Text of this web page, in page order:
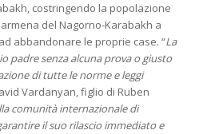
costringendo la popolazione
del Nagorno-Karabakh a
abbandonare le proprie case. “La
padre senza alcuna prova o giusto
di tutte le norme e leggi
Vardanyan, figlio di Ruben
comunità internazionale di
il suo rilascio immediato e